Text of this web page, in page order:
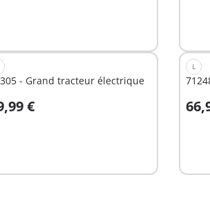
- Grand tracteur électrique
€
L